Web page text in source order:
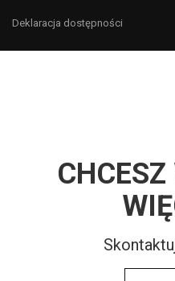
Deklaracja dostępności